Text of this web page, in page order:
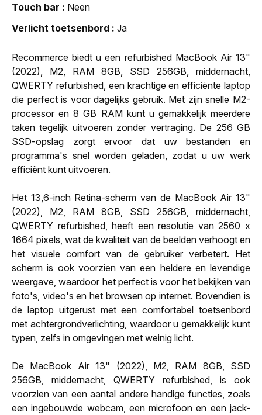
Touch bar
Neen
Verlicht toetsenbord
Ja
Recommerce biedt u een refurbished MacBook Air 13"
(2022), M2, RAM 8GB, SSD 256GB, middernacht,
QWERTY refurbished, een krachtige en efficiënte laptop
die perfect is voor dagelijks gebruik. Met zijn snelle M2-
processor en 8 GB RAM kunt u gemakkelijk meerdere
taken tegelijk uitvoeren zonder vertraging. De 256 GB
SSD-opslag zorgt ervoor dat uw bestanden en
programma's snel worden geladen, zodat u uw werk
efficiënt kunt uitvoeren.
Het 13,6-inch Retina-scherm van de MacBook Air 13"
(2022), M2, RAM 8GB, SSD 256GB, middernacht,
QWERTY refurbished, heeft een resolutie van 2560 x
1664 pixels, wat de kwaliteit van de beelden verhoogt en
het visuele comfort van de gebruiker verbetert. Het
scherm is ook voorzien van een heldere en levendige
weergave, waardoor het perfect is voor het bekijken van
foto's, video's en het browsen op internet. Bovendien is
de laptop uitgerust met een comfortabel toetsenbord
met achtergrondverlichting, waardoor u gemakkelijk kunt
typen, zelfs in omgevingen met weinig licht.
De MacBook Air 13" (2022), M2, RAM 8GB, SSD
256GB, middernacht, QWERTY refurbished, is ook
voorzien van een aantal andere handige functies, zoals
een ingebouwde webcam, een microfoon en een jack-